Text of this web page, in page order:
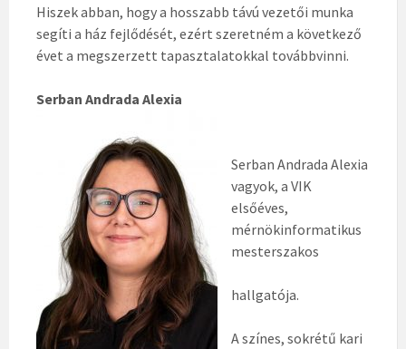
Hiszek abban, hogy a hosszabb távú vezetői munka
segíti a ház fejlődését, ezért szeretném a következő
évet a megszerzett tapasztalatokkal továbbvinni.
Serban Andrada Alexia
Serban Andrada Alexia
vagyok, a VIK
elsőéves,
mérnökinformatikus
mesterszakos
hallgatója.
A színes, sokrétű kari